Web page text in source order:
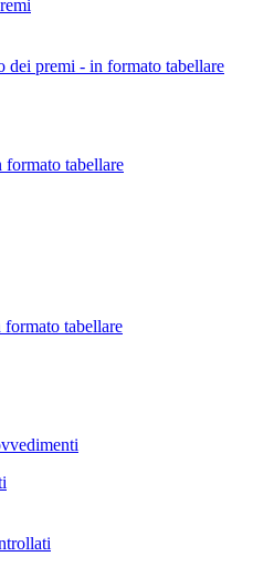
dei premi - in formato tabellare
tabellare
tabellare